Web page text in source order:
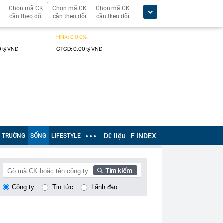
Chọn mã CK
cần theo dõi
Chọn mã CK
cần theo dõi
Chọn mã CK
cần theo dõi
TRƯỜNG SỐNG LIFESTYLE Dữ liệu F INDEX
Công ty Tin tức Lãnh đạo